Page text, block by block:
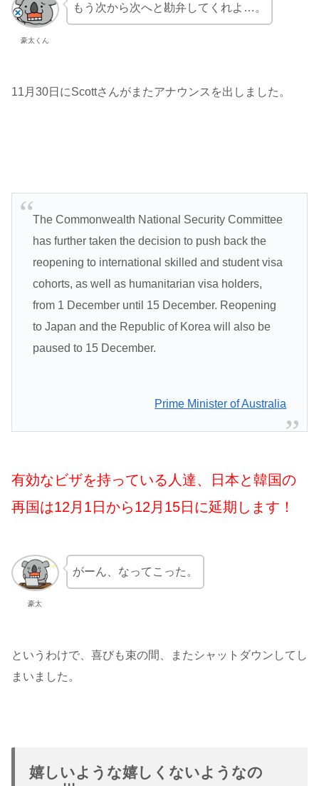
豪太くん
もう次から次へと勘弁してくれよ…。
11月30日にScottさんがまたアナウンスを出しました。
The Commonwealth National Security Committee
has further taken the decision to push back the
reopening to international skilled and student visa
cohorts, as well as humanitarian visa holders,
from 1 December until 15 December. Reopening
to Japan and the Republic of Korea will also be
paused to 15 December.
Prime Minister of Australia
有効なビザを持っている人達、日本と韓国の
再国は12月1日から12月15日に延期します！
豪太
がーん、なってこった。
というわけで、喜びも束の間、またシャットダウンしてし
まいました。
嬉しいような嬉しくないようなの